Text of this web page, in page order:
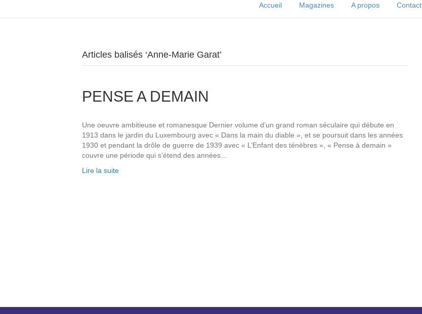
Accueil Magazines A propos Contact
Articles balisés ‘Anne-Marie Garat’
PENSE A DEMAIN
Une oeuvre ambitieuse et romanesque Dernier volume d’un grand roman séculaire qui débute en
1913 dans le jardin du Luxembourg avec « Dans la main du diable », et se poursuit dans les années
1930 et pendant la drôle de guerre de 1939 avec « L’Enfant des ténèbres », « Pense à demain »
couvre une période qui s’étend des années…
Lire la suite